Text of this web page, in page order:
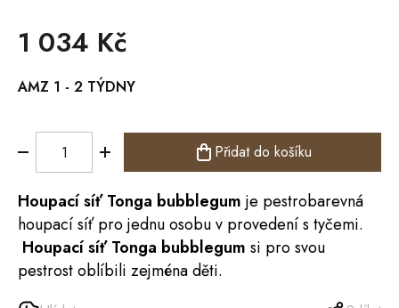
1 034 Kč
Měrná
cena:
AMZ 1 - 2 TÝDNY
Přidat do košíku
Houpací síť Tonga bubblegum je pestrobarevná
houpací síť pro jednu osobu v provedení s tyčemi.
Houpací síť Tonga bubblegum si pro svou
pestrost oblíbili zejména děti.